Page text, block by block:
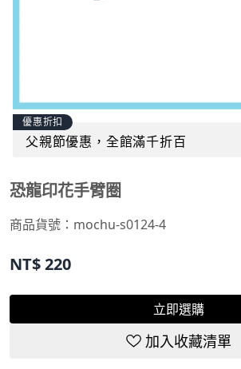
優惠折扣
父親節優惠，全館滿千折百
恐龍印花手臂圈
商品貨號： mochu-s0124-4
NT$220
立即選購
加入收藏清單